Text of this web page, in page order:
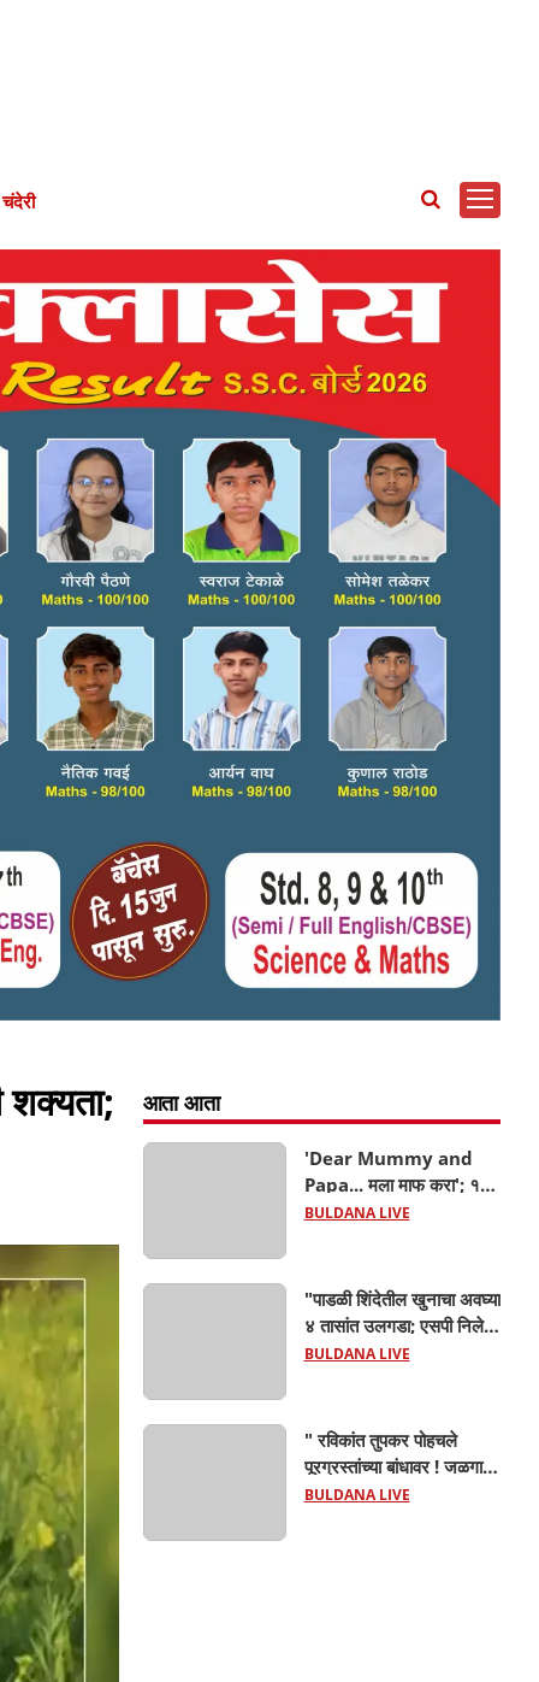
चंदेरी
शक्यता; आता आता
'Dear Mummy and
Papa... मला माफ करा'; १४
वर्षीय मुलाची चिठ्ठी वाचून आई-
घेऊन बेपत्ता; बुलढाणा शहरात
खळबळ
BULDANA LIVE
"पाडळी शिंदेतील खुनाचा अवघ्या
४ तासांत उलगडा; एसपी निलेश
तांबे यांच्या मार्गदर्शनाखाली
BULDANA LIVE
" रविकांत तुपकर पोहचले
पूरग्रस्तांच्या बांधावर ! जळगाव
जामोद तालुक्यात केला १५
BULDANA LIVE